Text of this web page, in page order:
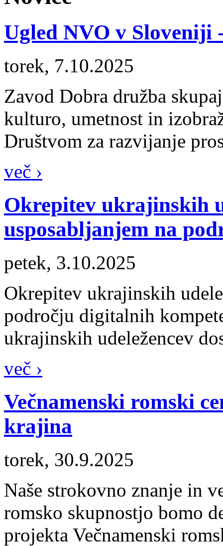
Ugled NVO v Sloveniji
torek, 7.10.2025
Zavod Dobra družba
kulturo, umetnost in
Društvom za razvijanje
več ›
Okrepitev ukrajinskih
usposabljanjem na
petek, 3.10.2025
Okrepitev ukrajinskih
področju digitalnih
ukrajinskih udeležencev
več ›
Večnamenski romski
krajina
torek, 30.9.2025
Naše strokovno znanje in
romsko skupnostjo bomo
projekta Večnamenski